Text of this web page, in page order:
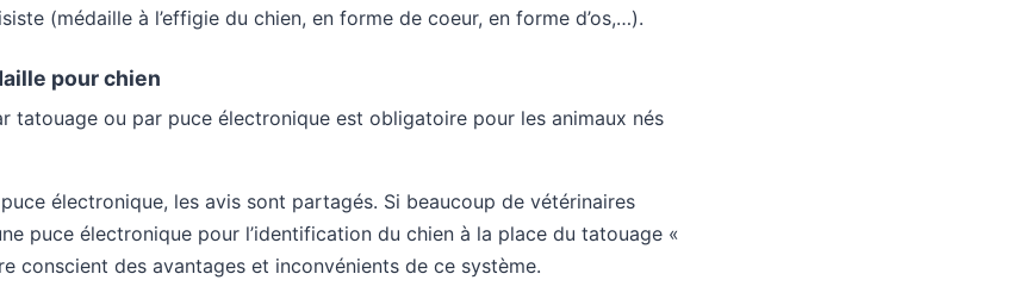
(médaille à l’effigie du chien, en forme de coeur, en forme d’os,…).
pour chien
tatouage ou par puce électronique est obligatoire pour les animaux nés
électronique, les avis sont partagés. Si beaucoup de vétérinaires
puce électronique pour l’identification du chien à la place du tatouage «
conscient des avantages et inconvénients de ce système.